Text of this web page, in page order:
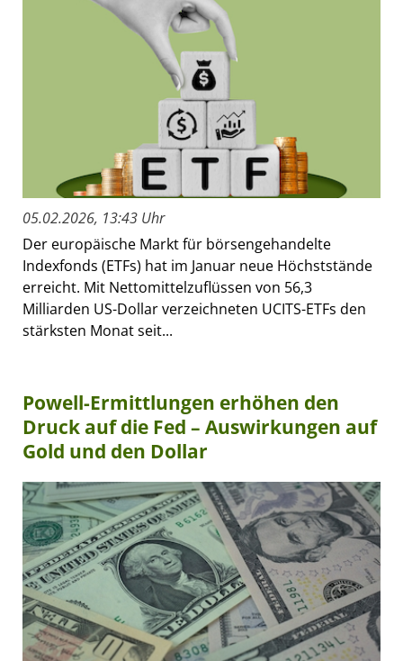
05.02.2026, 13:43 Uhr
Der europäische Markt für börsengehandelte
Indexfonds (ETFs) hat im Januar neue Höchststände
erreicht. Mit Nettomittelzuflüssen von 56,3
Milliarden US-Dollar verzeichneten UCITS-ETFs den
stärksten Monat seit...
Powell-Ermittlungen erhöhen den
Druck auf die Fed – Auswirkungen auf
Gold und den Dollar